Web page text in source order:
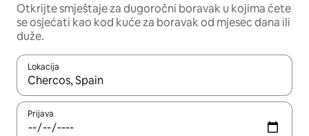
Otkrijte smještaje za dugoročni boravak u kojima ćete
se osjećati kao kod kuće za boravak od mjesec dana ili
duže.
Lokacija
Kad su rezultati dostupni, možete da se krećete kroz njih
Prijava